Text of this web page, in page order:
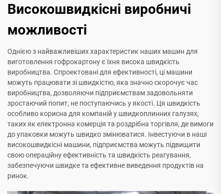
Високошвидкісні виробничі
можливості
Однією з найважливіших характеристик наших машин для
виготовлення гофрокартону є їхня висока швидкість
виробництва. Спроектовані для ефективності, ці машини
можуть працювати зі швидкістю, яка значно скорочує час
виробництва, дозволяючи підприємствам задовольняти
зростаючий попит, не поступаючись у якості. Ця швидкість
особливо корисна для компаній у швидкоплинних галузях,
таких як електронна комерція та роздрібна торгівля, де вимоги
до упаковки можуть швидко змінюватися. Інвестуючи в наші
високошвидкісні машини, підприємства можуть підвищити
свою операційну ефективність та швидкість реагування,
забезпечуючи швидке та ефективне виведення продуктів на
ринок.